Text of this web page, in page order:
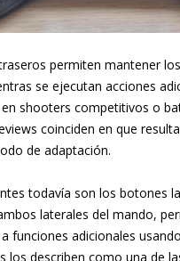
permiten mantener
se ejecutan acciones
shooters competitivos o
coinciden en que
de adaptación.
todavía son los botones
laterales del mando,
funciones adicionales
los describen como una de